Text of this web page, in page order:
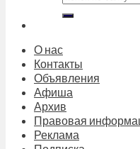
О нас
Контакты
Объявления
Афиша
Архив
Правовая
Реклама